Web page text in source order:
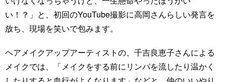
い！？」と、初回のYouTube撮影に高岡さんらしい発言を
放ち、現場を笑いで包みます。
ヘアメイクアップアーティストの、千吉良恵子さんによる
メイクでは、「メイクをする前にリンパを流したり温かく